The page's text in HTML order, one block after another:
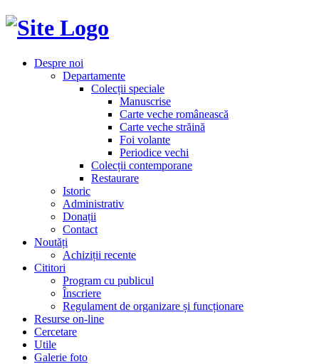
Despre noi
Departamente
Colecții speciale
Manuscrise
Carte veche românească
Carte veche străină
Foi volante
Periodice vechi
Colecții contemporane
Restaurare
Istoric
Administrativ
Donații
Contact
Noutăți
Achiziții recente
Cititori
Program cu publicul
Înscriere
Regulament de organizare și funcționare
Resurse on-line
Cercetare
Utile
Galerie foto